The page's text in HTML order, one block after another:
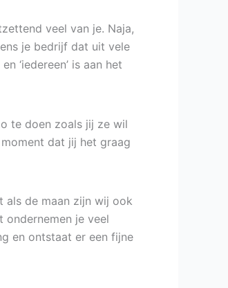
veel van je. Naja,
je bedrijf dat uit vele
‘iedereen’ is aan het
te doen zoals jij ze wil
dat jij het graag
als de maan zijn wij ook
ondernemen je veel
en ontstaat er een fijne